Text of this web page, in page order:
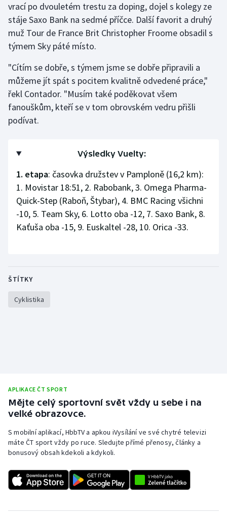
Sportovní střelba
Stolní tenis
Veslování
Vodní slalom
Ostatní
vrací po dvouletém trestu za doping, dojel s kolegy ze
stáje Saxo Bank na sedmé příčce. Další favorit a druhý
muž Tour de France Brit Christopher Froome obsadil s
týmem Sky páté místo.
"Cítím se dobře, s týmem jsme se dobře připravili a
můžeme jít spát s pocitem kvalitně odvedené práce,"
řekl Contador. "Musím také poděkovat všem
fanouškům, kteří se v tom obrovském vedru přišli
podívat.
Výsledky Vuelty:
1. etapa: časovka družstev v Pamploně (16,2 km):
1. Movistar 18:51, 2. Rabobank, 3. Omega Pharma-
Quick-Step (Raboň, Štybar), 4. BMC Racing všichni
-10, 5. Team Sky, 6. Lotto oba -12, 7. Saxo Bank, 8.
Kaťuša oba -15, 9. Euskaltel -28, 10. Orica -33.
ŠTÍTKY
Cyklistika
APLIKACE ČT SPORT
Mějte celý sportovní svět vždy u sebe i na
velké obrazovce.
S mobilní aplikací, HbbTV a apkou iVysílání ve své chytré televizi
máte ČT sport vždy po ruce. Sledujte přímé přenosy, články a
bonusový obsah kdekoli a kdykoli.